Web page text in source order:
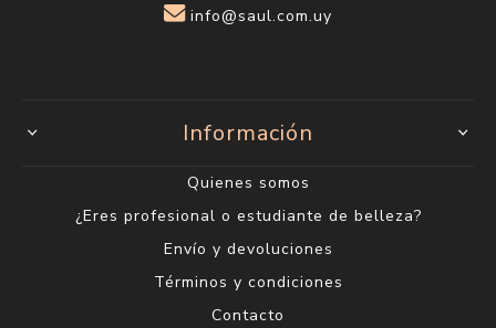
info@saul.com.uy
Información
Quienes somos
¿Eres profesional o estudiante de belleza?
Envío y devoluciones
Términos y condiciones
Contacto